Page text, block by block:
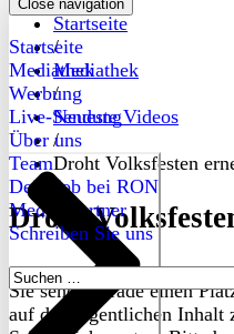
Close navigation
Startseite
Mediathek
Werbung
Live-Sendung
Über uns
Team
Dein Job bei RON
Medienpartner
Schreiben Sie uns
Suchen
nach:
Startseite
/
Mediathek
/
Neueste Videos
/
Droht Volksfesten
Droht
Sie sehen gerade einen
auf den eigentlichen Inhalt